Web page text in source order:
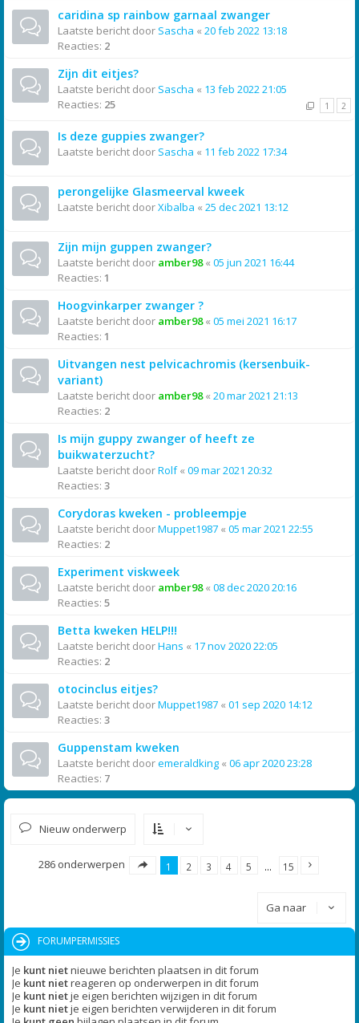
caridina sp rainbow garnaal zwanger
Laatste bericht door Sascha « 20 feb 2022 13:18
Reacties: 2
Zijn dit eitjes?
Laatste bericht door Sascha « 13 feb 2022 21:05
Reacties: 25 1 2
Is deze guppies zwanger?
Laatste bericht door Sascha « 11 feb 2022 17:34
perongelijke Glasmeerval kweek
Laatste bericht doorXibalba « 25 dec 2021 13:12
Zijn mijn guppen zwanger?
Laatste bericht door amber98« 05 jun 2021 16:44
Reacties: 1
Hoogvinkarper zwanger ?
Laatste bericht door amber98« 05 mei 2021 16:17
Reacties: 1
Uitvangen nest pelvicachromis (kersenbuik-
variant)
Laatste bericht door amber98« 20 mar 2021 21:13
Reacties: 2
Is mijn guppy zwanger of heeft ze
buikwaterzucht?
Laatste bericht doorRolf« 09 mar 2021 20:32
Reacties: 3
Corydoras kweken - probleempje
Laatste bericht doorMuppet1987 « 05 mar 2021 22:55
Reacties: 2
Experiment viskweek
Laatste bericht door amber98« 08 dec 2020 20:16
Reacties: 5
Betta kweken HELP!!!
Laatste bericht doorHans « 17 nov 2020 22:05
Reacties: 2
otocinclus eitjes?
Laatste bericht doorMuppet1987 « 01 sep 2020 14:12
Reacties: 3
Guppenstam kweken
Laatste bericht dooremeraldking « 06 apr 2020 23:28
Reacties: 7
Nieuw onderwerp
286 onderwerpen 1 2 3 4 5 … 15
Ga naar
FORUMPERMISSIES
Je kunt nietnieuwe berichten plaatsen in dit forum
Je kunt nietreageren op onderwerpen in dit forum
Je kunt nietje eigen berichten wijzigen in dit forum
Je kunt nietje eigen berichten verwijderen in dit forum